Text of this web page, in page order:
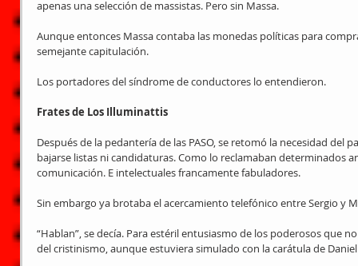
apenas una selección de massistas. Pero sin Massa.
Aunque entonces Massa contaba las monedas políticas para
semejante capitulación.
Los portadores del síndrome de conductores lo entendieron.
Frates de Los Illuminattis
Después de la pedantería de las PASO, se retomó la necesidad del
bajarse listas ni candidaturas. Como lo reclamaban determinados
comunicación. E intelectuales francamente fabuladores.
Sin embargo ya brotaba el acercamiento telefónico entre Sergio y
“Hablan”, se decía. Para estéril entusiasmo de los poderosos que
del cristinismo, aunque estuviera simulado con la carátula de